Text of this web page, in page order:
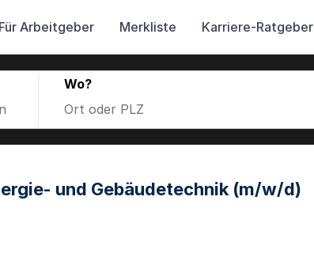
Für Arbeitgeber Merkliste Karriere-Ratgeber
Wo?
und Gebäudetechnik (m/w/d)